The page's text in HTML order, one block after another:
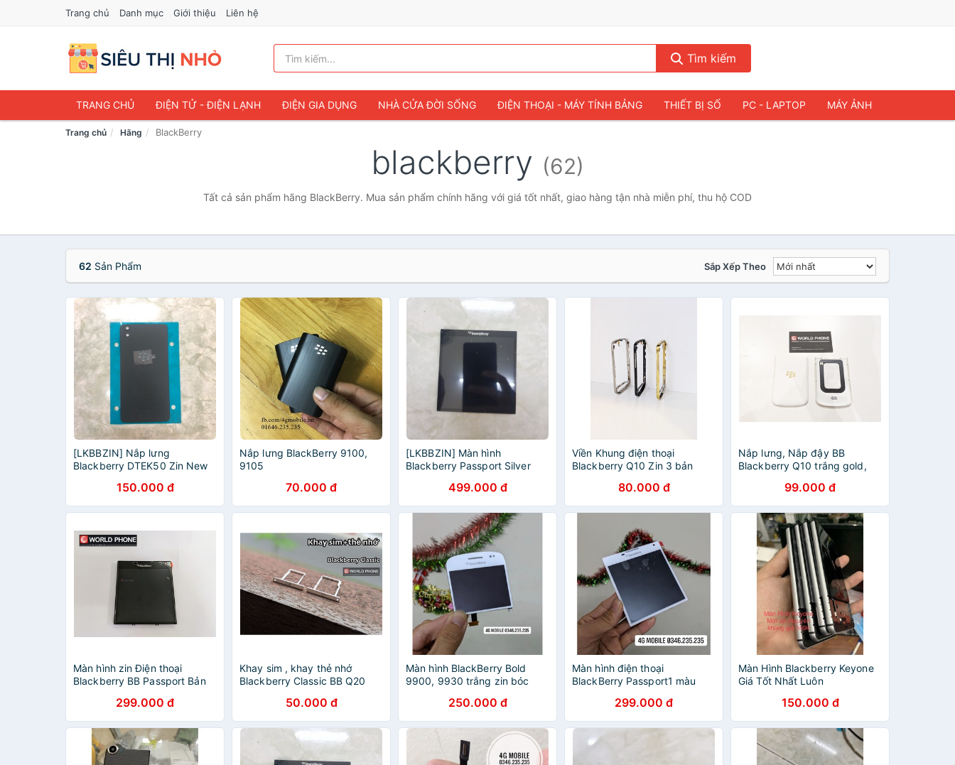
Trang chủ Danh mục Giới thiệu Liên hệ
Tìm kiếm
TRANG CHỦ ĐIỆN TỬ - ĐIỆN LẠNH ĐIỆN GIA DỤNG NHÀ CỬA ĐỜI SỐNG ĐIỆN THOẠI - MÁY TÍNH BẢNG THIẾT BỊ SỐ PC - LAPTOP MÁY ẢNH
Trang chủ Hãng BlackBerry
blackberry (62)
Tất cả sản phẩm hãng BlackBerry. Mua sản phẩm chính hãng với giá tốt nhất, giao hàng tận nhà miễn phí, thu hộ COD
62 Sản Phẩm Sắp Xếp Theo
[LKBBZIN] Nắp lưng
Blackberry DTEK50 Zin New
150.000 đ
Nắp lưng BlackBerry 9100,
9105
70.000 đ
[LKBBZIN] Màn hình
Blackberry Passport Silver
499.000 đ
Viền Khung điện thoại
Blackberry Q10 Zin 3 bản
80.000 đ
Nắp lưng, Nắp đậy BB
Blackberry Q10 trắng gold,
99.000 đ
Màn hình zin Điện thoại
Blackberry BB Passport Bản
299.000 đ
Khay sim , khay thẻ nhớ
Blackberry Classic BB Q20
50.000 đ
Màn hình BlackBerry Bold
9900, 9930 trắng zin bóc
250.000 đ
Màn hình điện thoại
BlackBerry Passport1 màu
299.000 đ
Màn Hình Blackberry Keyone
Giá Tốt Nhất Luôn
150.000 đ